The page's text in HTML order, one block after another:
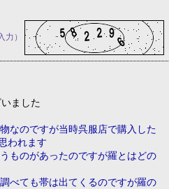
力）
ました
なのですが当時呉服店で購入した
われます
ものがあったのですが羅とはどの
べても帯は出てくるのですが羅の